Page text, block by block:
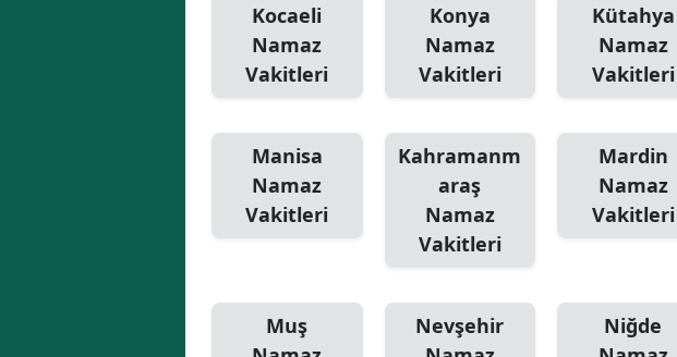
Kocaeli
Namaz
Vakitleri
Konya
Namaz
Vakitleri
Kütahya
Namaz
Vakitleri
Manisa
Namaz
Vakitleri
Kahramanm
araş
Namaz
Vakitleri
Mardin
Namaz
Vakitleri
Muş
Nevşehir
Niğde